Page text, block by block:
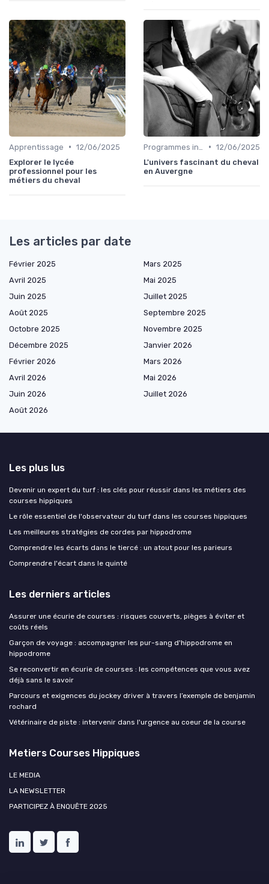
Apprentissage • 12/06/2025
Explorer le lycée
professionnel pour les
métiers du cheval
• 12/06/2025
L'univers fascinant du cheval
en Auvergne
Les articles par date
Février 2025
Mars 2025
Avril 2025
Mai 2025
Juin 2025
Juillet 2025
Août 2025
Septembre 2025
Octobre 2025
Novembre 2025
Décembre 2025
Janvier 2026
Février 2026
Mars 2026
Avril 2026
Mai 2026
Juin 2026
Juillet 2026
Août 2026
Les plus lus
Devenir un expert du turf : les clés pour réussir dans les métiers des
courses hippiques
Le rôle essentiel de l'observateur du turf dans les courses hippiques
Les meilleures stratégies de cordes par hippodrome
Comprendre les écarts dans le tiercé : un atout pour les parieurs
Comprendre l'écart dans le quinté
Les derniers articles
Assurer une écurie de courses : risques couverts, pièges à éviter et
coûts réels
Garçon de voyage : accompagner les pur-sang d'hippodrome en
hippodrome
Se reconvertir en écurie de courses : les compétences que vous avez
déjà sans le savoir
Parcours et exigences du jockey driver à travers l’exemple de benjamin
rochard
Vétérinaire de piste : intervenir dans l'urgence au coeur de la course
Metiers Courses Hippiques
LE MEDIA
LA NEWSLETTER
PARTICIPEZ À ENQUÊTE 2025